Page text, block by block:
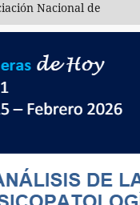
Nacional de